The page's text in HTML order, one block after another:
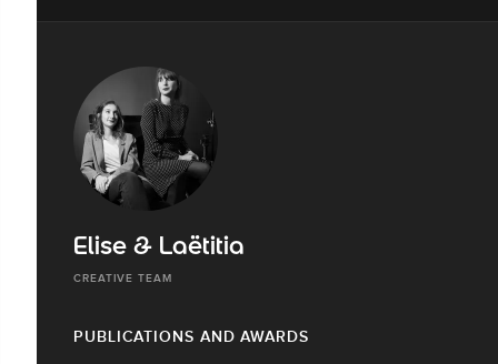
Elise & Laëtitia
CREATIVE TEAM
PUBLICATIONS AND AWARDS